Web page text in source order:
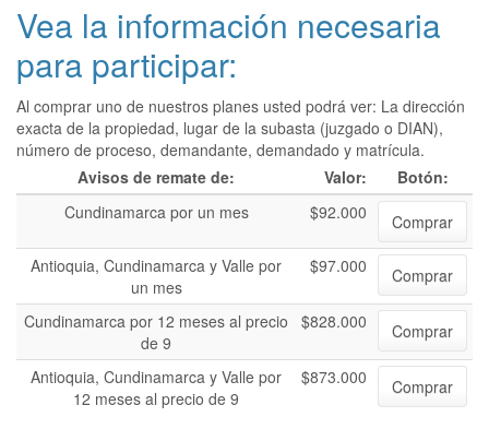
Vea la información necesaria
para participar:
Al comprar uno de nuestros planes usted podrá ver: La dirección
exacta de la propiedad, lugar de la subasta (juzgado o DIAN),
número de proceso, demandante, demandado y matrícula.
Avisos de remate de:
Valor:
Botón:
Cundinamarca por un mes
$92.000
Comprar
Antioquia, Cundinamarca y Valle por
un mes
$97.000 Comprar
Cundinamarca por 12 meses al precio
de 9
$828.000 Comprar
Antioquia, Cundinamarca y Valle por
12 meses al precio de 9
$873.000 Comprar